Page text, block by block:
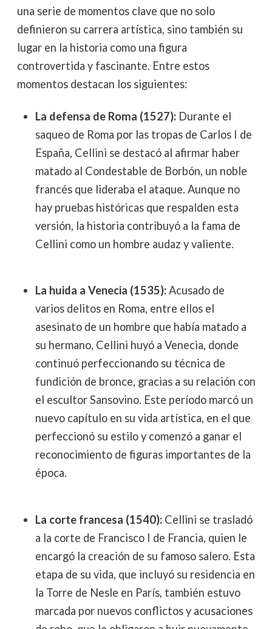
una serie de momentos clave que no solo
definieron su carrera artística, sino también su
lugar en la historia como una figura
controvertida y fascinante. Entre estos
momentos destacan los siguientes:
La defensa de Roma (1527):Durante el
saqueo de Roma por las tropas de Carlos I de
España, Cellini se destacó al afirmar haber
matado al Condestable de Borbón, un noble
francés que lideraba el ataque. Aunque no
hay pruebas históricas que respalden esta
versión, la historia contribuyó a la fama de
Cellini como un hombre audaz y valiente.
La huida a Venecia (1535):Acusado de
varios delitos en Roma, entre ellos el
asesinato de un hombre que había matado a
su hermano, Cellini huyó a Venecia, donde
continuó perfeccionando su técnica de
fundición de bronce, gracias a su relación con
el escultor Sansovino. Este período marcó un
nuevo capítulo en su vida artística, en el que
perfeccionó su estilo y comenzó a ganar el
reconocimiento de figuras importantes de la
época.
La corte francesa (1540):Cellini se trasladó
a la corte de Francisco I de Francia, quien le
encargó la creación de su famoso salero. Esta
etapa de su vida, que incluyó su residencia en
la Torre de Nesle en París, también estuvo
marcada por nuevos conflictos y acusaciones